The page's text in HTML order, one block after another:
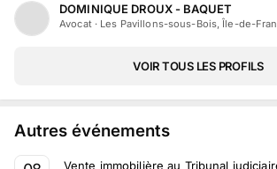
DOMINIQUE DROUX - BAQUET
Avocat· Les Pavillons-sous-Bois, Île-de-
VOIR TOUS LES PROFILS
Autres événements
Vente immobilière au Tribunal